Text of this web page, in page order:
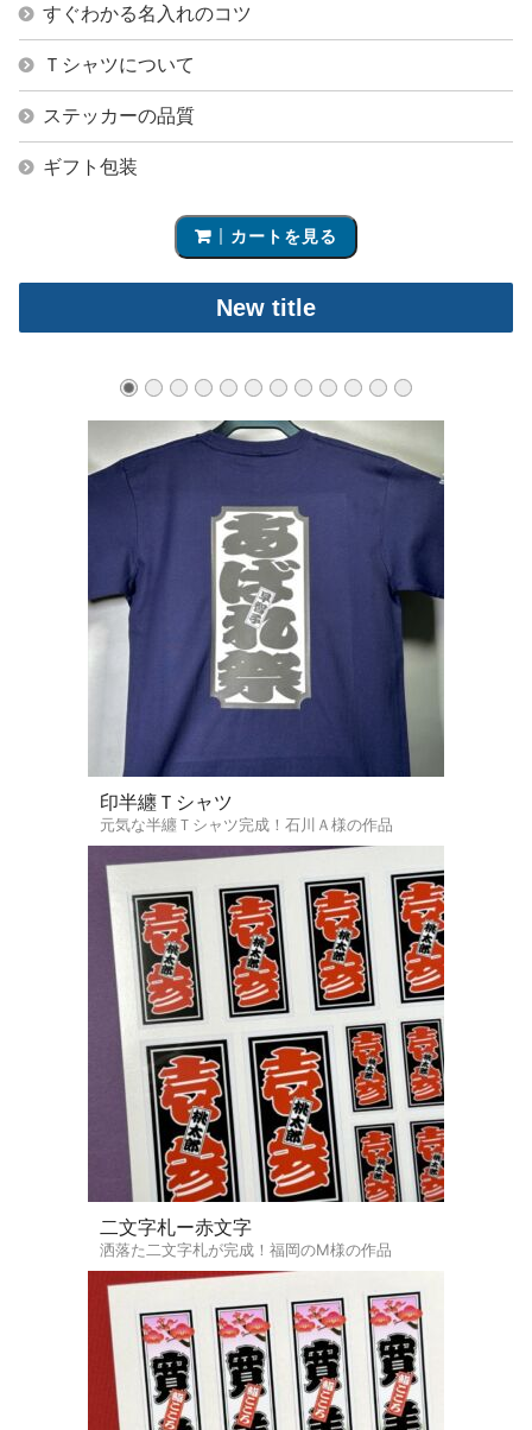
すぐわかる名入れのコツ
Ｔシャツについて
ステッカーの品質
ギフト包装
カートを見る
New title
印半纏Ｔシャツ
元気な半纏Ｔシャツ完成！石川Ａ様の作品
二文字札ー赤文字
洒落た二文字札が完成！福岡のM様の作品